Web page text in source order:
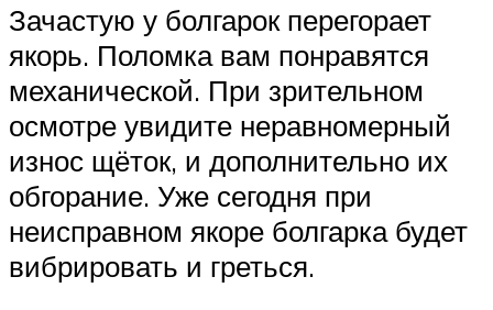
Зачастую у болгарок перегорает
якорь. Поломка вам понравятся
механической. При зрительном
осмотре увидите неравномерный
износ щёток, и дополнительно их
обгорание. Уже сегодня при
неисправном якоре болгарка будет
вибрировать и греться.